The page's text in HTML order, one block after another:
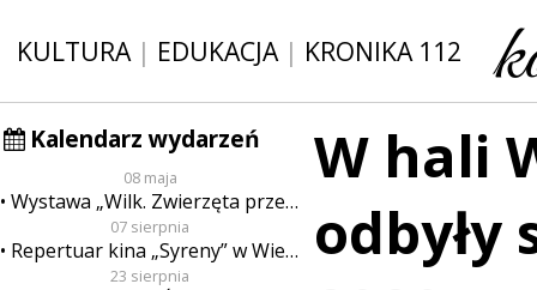
KULTURA| EDUKACJA| KRONIKA 112
Kalendarz wydarzeń
08 maja
Wystawa „Wilk. Zwierzęta przeklęte”
07 sierpnia
Repertuar kina „Syreny” w Wieluniu w dn. od 7 do 13 sierpnia
23 sierpnia
W hali
odbyły